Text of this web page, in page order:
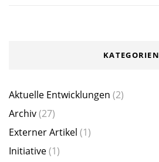
KATEGORIEN
Aktuelle Entwicklungen (2)
Archiv(27)
Externer Artikel (1)
Initiative(1)